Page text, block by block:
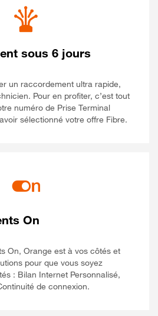
sous 6 jours
un raccordement ultra rapide,
Pour en profiter, c’est tout
numéro de Prise Terminal
sélectionné votre offre Fibre.
On
On, Orange est à vos côtés et
pour que vous soyez
: Bilan Internet Personnalisé,
de connexion.